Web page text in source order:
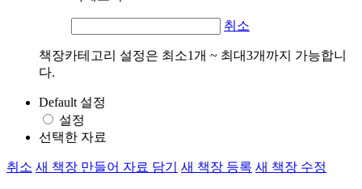
취소
책장카테고리 설정은 최소1개 ~ 최대3개까지 가능합니
다.
Default 설정
설정
선택한 자료
취소 새 책장 만들어 자료 담기 새 책장 등록 새 책장 수정